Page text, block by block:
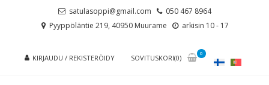
satulasoppi@gmail.com
050 467 8964
Pyyppöläntie 219, 40950 Muurame
arkisin 10 - 17
KIRJAUDU / REKISTERÖIDY SOVITUSKORI(0)
0